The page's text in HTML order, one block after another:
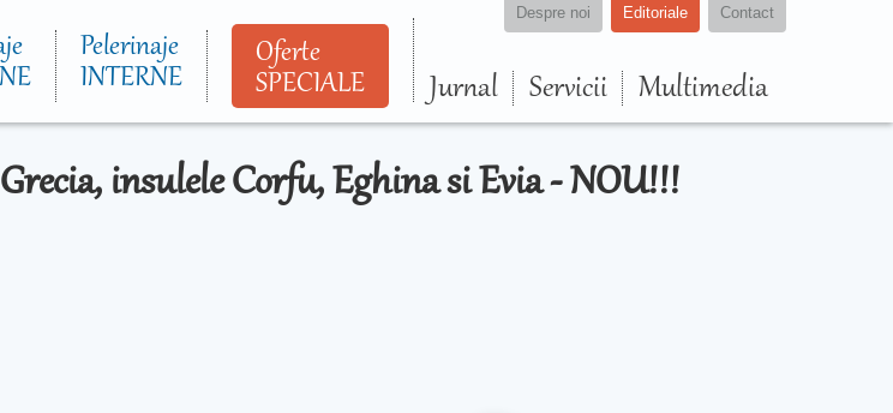
conţinutul
principal
Pelerinaje
INTERNE
Oferte
SPECIALE
Despre noi Editoriale Contact
Jurnal Servicii Multimedia
insulele Corfu, Eghina si Evia - NOU!!!